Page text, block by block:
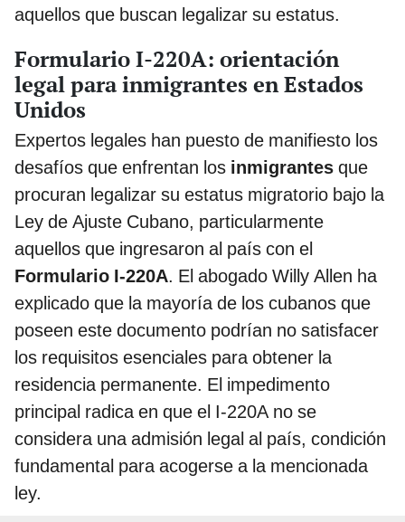
aquellos que buscan legalizar su estatus.
Formulario I-220A: orientación
legal para inmigrantes en Estados
Unidos
Expertos legales han puesto de manifiesto los
desafíos que enfrentan los inmigrantes que
procuran legalizar su estatus migratorio bajo la
Ley de Ajuste Cubano, particularmente
aquellos que ingresaron al país con el
Formulario I-220A. El abogado Willy Allen ha
explicado que la mayoría de los cubanos que
poseen este documento podrían no satisfacer
los requisitos esenciales para obtener la
residencia permanente. El impedimento
principal radica en que el I-220A no se
considera una admisión legal al país, condición
fundamental para acogerse a la mencionada
ley.